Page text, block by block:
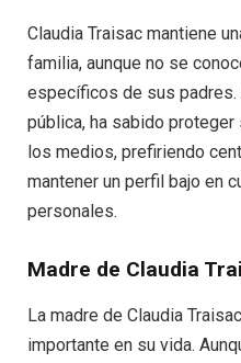
Claudia Traisac mantiene
familia, aunque no se
específicos de sus padres.
pública, ha sabido
los medios, prefiriendo
mantener un perfil bajo en
personales.
Madre de Claudia
La madre de Claudia
importante en su vida.